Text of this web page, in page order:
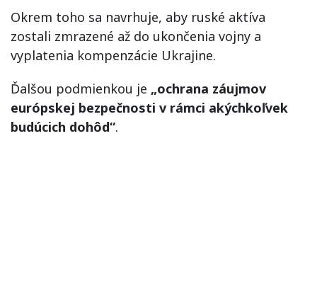
Okrem toho sa navrhuje, aby ruské aktíva
zostali zmrazené až do ukončenia vojny a
vyplatenia kompenzácie Ukrajine.
Ďalšou podmienkou je „ochrana záujmov
európskej bezpečnosti v rámci akýchkoľvek
budúcich dohôd“.